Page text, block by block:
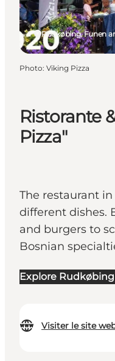
Ristorante
Pizza"
The restaurant
different dishes.
and burgers to
Bosnian
Explore Rudkøbing
Visiter le site
Rudkøbing, Funen
Photo: Viking Pizza